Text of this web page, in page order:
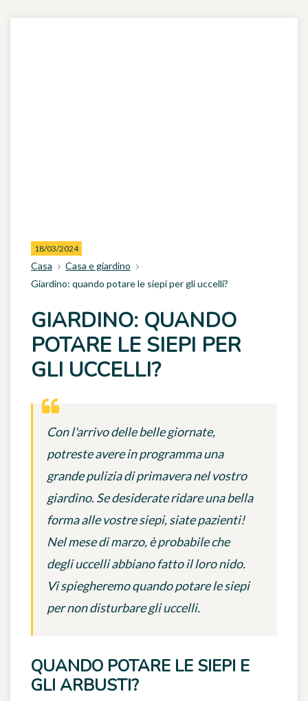
18/03/2024
Casa
Casa e giardino
Giardino: quando potare le siepi per gli uccelli?
GIARDINO: QUANDO
POTARE LE SIEPI PER
GLI UCCELLI?
Con l'arrivo delle belle giornate,
potreste avere in programma una
grande pulizia di primavera nel vostro
giardino. Se desiderate ridare una bella
forma alle vostre siepi, siate pazienti!
Nel mese di marzo, è probabile che
degli uccelli abbiano fatto il loro nido.
Vi spiegheremo quando potare le siepi
per non disturbare gli uccelli.
QUANDO POTARE LE SIEPI E
GLI ARBUSTI?